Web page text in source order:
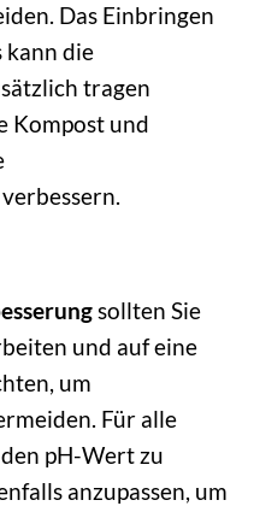
Das Einbringen
kann die
tragen
Kompost und
sollten Sie
und auf eine
um
Für alle
pH-Wert zu
anzupassen, um